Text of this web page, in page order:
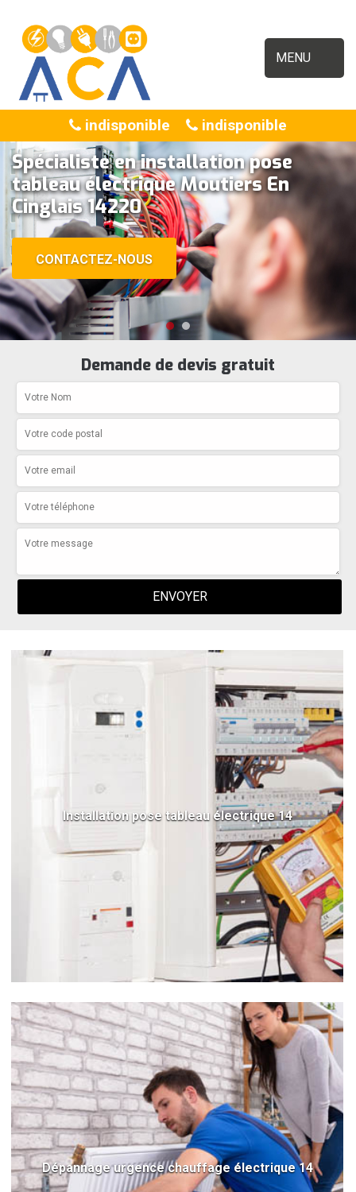
MENU
indisponible indisponible
Spécialiste en installation pose
tableau électrique Moutiers En
Cinglais 14220
CONTACTEZ-NOUS
Demande de devis gratuit
Installation pose tableau électrique 14
Dépannage urgence chauffage électrique 14